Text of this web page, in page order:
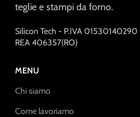
teglie e stampi da forno.
Silicon Tech - P.IVA
REA 406357(RO)
MENU
Chi siamo
Come lavoriamo